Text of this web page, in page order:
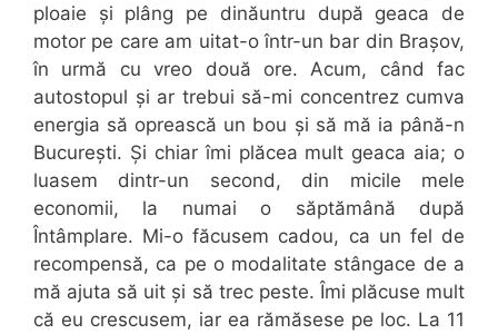
ploaie și plâng pe dinăuntru după geaca de
motor pe care am uitat-o într-un bar din Brașov,
în urmă cu vreo două ore. Acum, când fac
autostopul și ar trebui să-mi concentrez cumva
energia să oprească un bou și să mă ia până-n
București. Și chiar îmi plăcea mult geaca aia; o
luasem dintr-un second, din micile mele
economii, la numai o săptămână după
Întâmplare. Mi-o făcusem cadou, ca un fel de
recompensă, ca pe o modalitate stângace de a
mă ajuta să uit și să trec peste. Îmi plăcuse mult
că eu crescusem, iar ea rămăsese pe loc. La 11